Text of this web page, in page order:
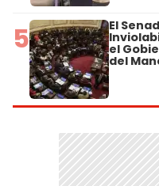
5 El
el
del